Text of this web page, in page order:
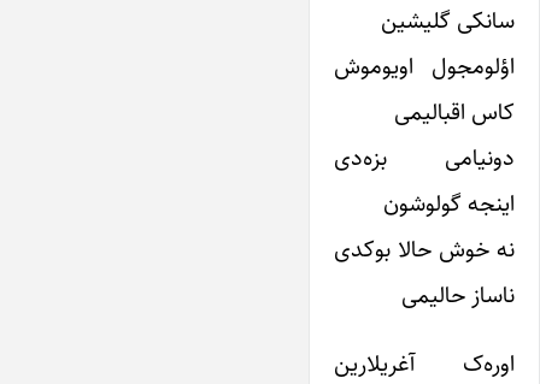
سانکی گلیشین
اؤلومجول اویوموش
کاس اقبالیمی
دونیامی بزه‌دی
اینجه گولوشون
نه خوش حالا بوکدی
ناساز حالیمی
اوره‌ک آغریلارین